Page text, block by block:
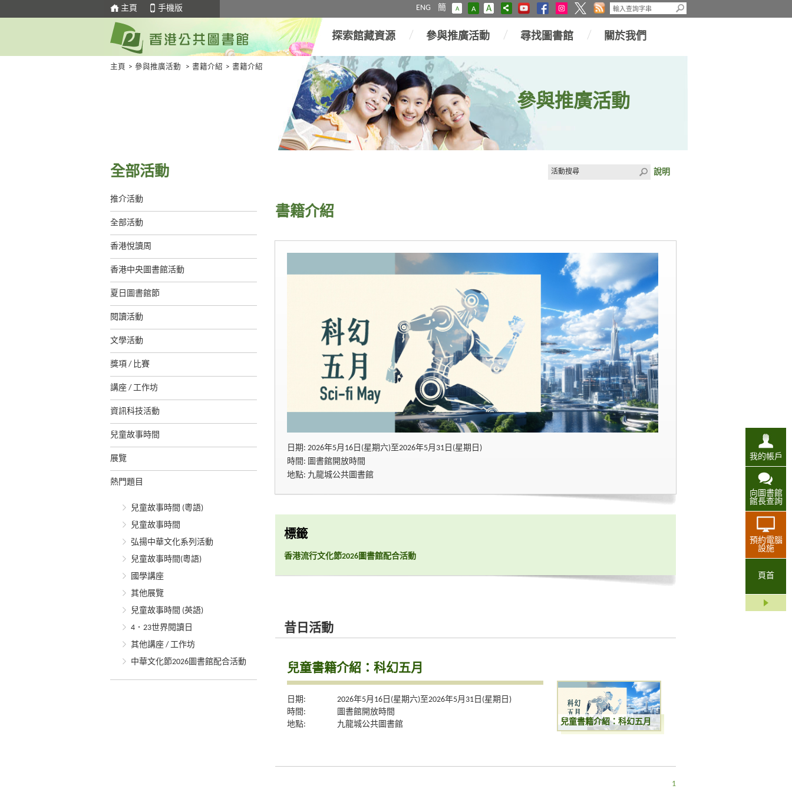
主頁 手機版 ENG 簡 A A A
我的帳戶
向圖書館
館長查詢
預約電腦
設施
頁首
探索館藏資源 參與推廣活動 尋找圖書館 關於我們
主頁 > 參與推廣活動 > 書籍介紹 > 書籍介紹
參與推廣活動
全部活動
推介活動
全部活動
香港悅讀周
香港中央圖書館活動
夏日圖書館節
閱讀活動
文學活動
獎項 / 比賽
講座 / 工作坊
資訊科技活動
兒童故事時間
展覽
熱門題目
兒童故事時間 (粵語)
兒童故事時間
弘揚中華文化系列活動
兒童故事時間(粵語)
國學講座
其他展覽
兒童故事時間 (英語)
4．23世界閱讀日
其他講座 / 工作坊
中華文化節2026圖書館配合活動
說明
書籍介紹
日期: 2026年5月16日(星期六)至2026年5月31日(星期日)
時間: 圖書館開放時間
地點: 九龍城公共圖書館
標籤
香港流行文化節2026圖書館配合活動
昔日活動
兒童書籍介紹：科幻五月
日期:
2026年5月16日(星期六)至2026年5月31日(星期日)
時間:
圖書館開放時間
地點:
九龍城公共圖書館 兒童書籍介紹：科幻五月
1